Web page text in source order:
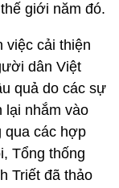
giới năm đó.
việc cải thiện
dân Việt
quả do các sự
lại nhắm vào
qua các hợp
Tổng thống
Triết đã thảo